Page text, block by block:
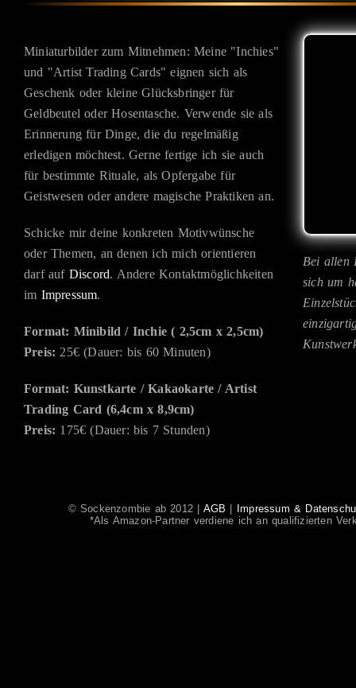
Miniaturbilder zum Mitnehmen: Meine "Inchies"
und "Artist Trading Cards" eignen sich als
Geschenk oder kleine Glücksbringer für
Geldbeutel oder Hosentasche. Verwende sie als
Erinnerung für Dinge, die du regelmäßig
erledigen möchtest. Gerne fertige ich sie auch
für bestimmte Rituale, als Opfergabe für
Geistwesen oder andere magische Praktiken an.
Schicke mir deine konkreten Motivwünsche
oder Themen, an denen ich mich orientieren
darf auf Discord. Andere Kontaktmöglichkeiten
im Impressum.
Format: Minibild / Inchie ( 2,5cm x 2,5cm)
Preis: 25€ (Dauer: bis 60 Minuten)
Format: Kunstkarte / Kakaokarte / Artist
Trading Card (6,4cm x 8,9cm)
Preis: 175€ (Dauer: bis 7 Stunden)
Bei allen
sich um
© Sockenzombie ab 2012 | AGB
Impressum &
*Als Amazon-Partner verdiene ich an qualifizierten